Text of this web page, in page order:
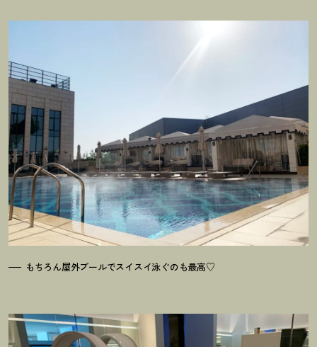
もちろん屋外プールでスイスイ泳ぐのも最高♡